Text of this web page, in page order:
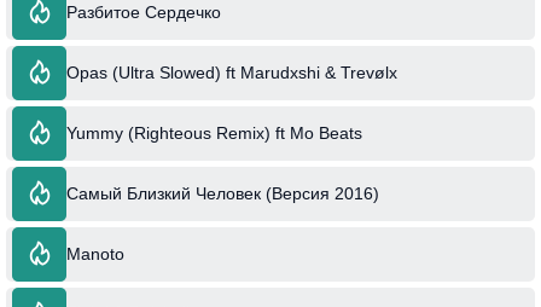
Разбитое Сердечко
Opas (Ultra Slowed) ft Marudxshi & Trevølx
Yummy (Righteous Remix) ft Mo Beats
Самый Близкий Человек (Версия 2016)
Manoto